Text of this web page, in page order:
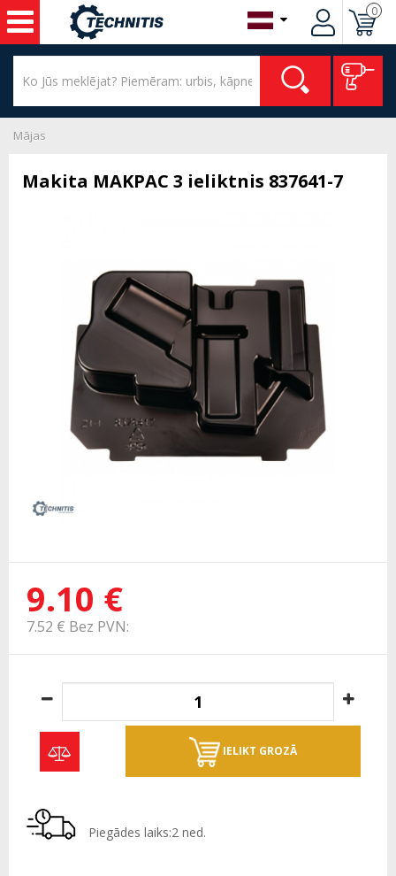
0
Mājas
Makita MAKPAC 3 ieliktnis 837641-7
9.10 €
7.52 € Bez PVN:
IELIKT GROZĀ
Piegādes laiks:2 ned.